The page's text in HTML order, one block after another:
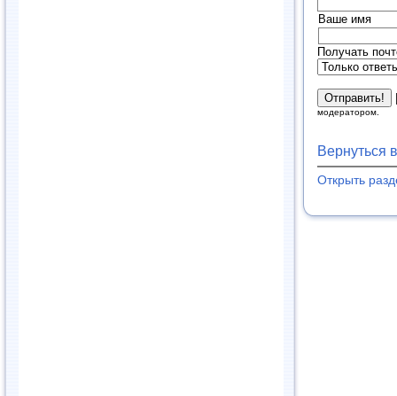
Ваше имя
Получать
модератором.
Вернуться
Открыть